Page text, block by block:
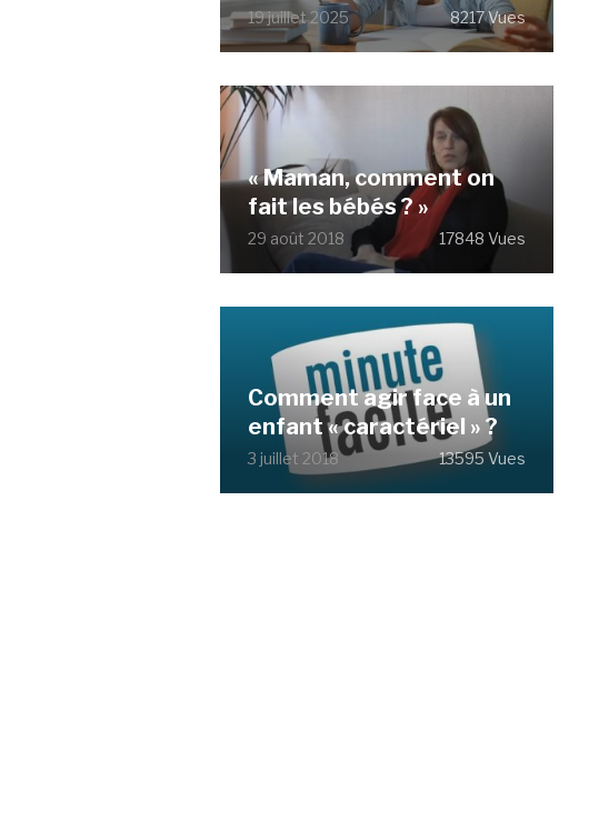
19 juillet 2025 8217 Vues
« Maman, comment on
fait les bébés ? »
29 août 2018 17848 Vues
Comment agir face à un
enfant « caractériel » ?
3 juillet 2018 13595 Vues